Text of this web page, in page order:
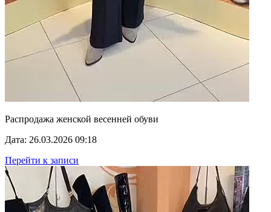
Распродажа женской весенней обуви
Дата: 26.03.2026 09:18
Перейти к записи